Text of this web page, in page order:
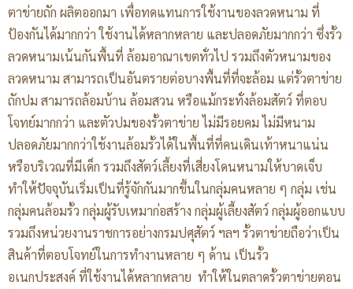
ตาข่ายถัก ผลิตออกมา เพื่อทดแทนการใช้งานของลวดหนาม ที่
ป้องกันได้มากกว่า ใช้งานได้หลากหลาย และปลอดภัยมากกว่า ซึ่งรั้ว
ลวดหนามเน้นกันพื้นที่ ล้อมอาณาเขตทั่วไป รวมถึงตัวหนามของ
ลวดหนาม สามารถเป็นอันตรายต่อบางพื้นที่ที่จะล้อม แต่รั้วตาข่าย
ถักปม สามารถล้อมบ้าน ล้อมสวน หรือแม้กระทั่งล้อมสัตว์ ที่ตอบ
โจทย์มากกว่า และตัวปมของรั้วตาข่าย ไม่มีรอยคม ไม่มีหนาม
ปลอดภัยมากกว่าใช้งานล้อมรั้วได้ในพื้นที่ที่คนเดินเท้าหนาแน่น
หรือบริเวณที่มีเด็ก รวมถึงสัตว์เลี้ยงที่เสี่ยงโดนหนามให้บาดเจ็บ
ทำให้ปัจจุบันเริ่มเป็นที่รู้จักกันมากขึ้นในกลุ่มคนหลาย ๆ กลุ่ม เช่น
กลุ่มคนล้อมรั้ว กลุ่มผู้รับเหมาก่อสร้าง กลุ่มผู้เลี้ยงสัตว์ กลุ่มผู้ออกแบบ
รวมถึงหน่วยงานราชการอย่างกรมปศุสัตว์ ฯลฯ รั้วตาข่ายถือว่าเป็น
สินค้าที่ตอบโจทย์ในการทำงานหลาย ๆ ด้าน เป็นรั้ว
อเนกประสงค์ ที่ใช้งานได้หลากหลาย ทำให้ในตลาดรั้วตาข่ายตอน